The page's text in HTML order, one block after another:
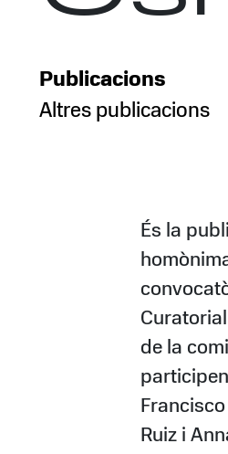
Publicacions
Altres publicacions
És la
de la
Ruiz i